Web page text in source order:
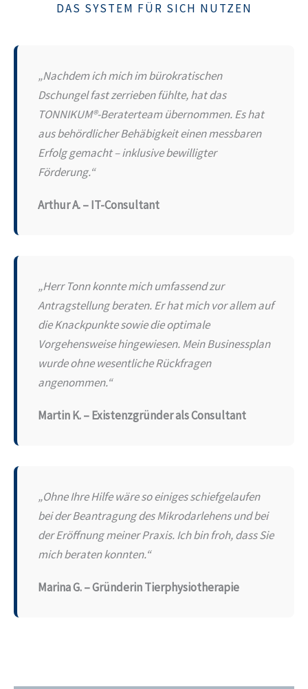
DAS SYSTEM FÜR SICH NUTZEN
„Nachdem ich mich im bürokratischen
Dschungel fast zerrieben fühlte, hat das
TONNIKUM®-Beraterteam übernommen. Es hat
aus behördlicher Behäbigkeit einen messbaren
Erfolg gemacht – inklusive bewilligter
Förderung.“
Arthur A. – IT-Consultant
„Herr Tonn konnte mich umfassend zur
Antragstellung beraten. Er hat mich vor allem auf
die Knackpunkte sowie die optimale
Vorgehensweise hingewiesen. Mein Businessplan
wurde ohne wesentliche Rückfragen
angenommen.“
Martin K. – Existenzgründer als Consultant
„Ohne Ihre Hilfe wäre so einiges schiefgelaufen
bei der Beantragung des Mikrodarlehens und bei
der Eröffnung meiner Praxis. Ich bin froh, dass Sie
mich beraten konnten.“
Marina G. – Gründerin Tierphysiotherapie